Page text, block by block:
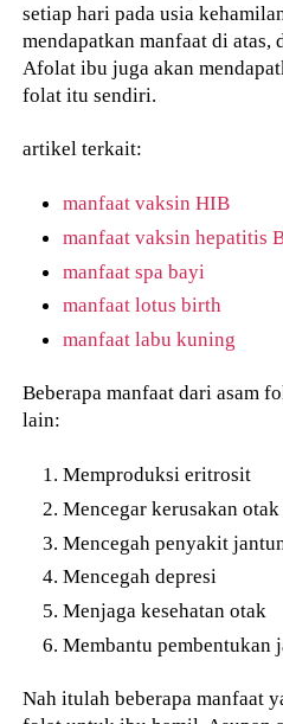
setiap hari pada usia
mendapatkan manfaat di atas,
Afolat ibu juga akan
folat itu sendiri.
artikel terkait:
manfaat vaksin HIB
manfaat vaksin hepatitis
manfaat spa bayi
manfaat lotus birth
manfaat labu kuning
Beberapa manfaat dari asam
lain:
Memproduksi eritrosit
Mencegar kerusakan
Mencegah penyakit
Mencegah depresi
Menjaga kesehatan otak
Membantu pembentukan
Nah itulah beberapa manfaat